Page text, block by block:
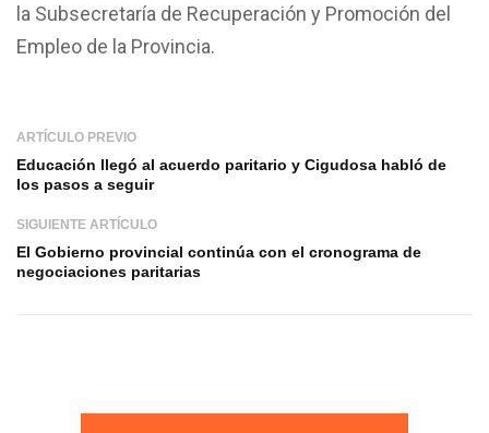
la Subsecretaría de Recuperación y Promoción del
Empleo de la Provincia.
ARTÍCULO PREVIO
Educación llegó al acuerdo paritario y Cigudosa habló de
los pasos a seguir
SIGUIENTE ARTÍCULO
El Gobierno provincial continúa con el cronograma de
negociaciones paritarias